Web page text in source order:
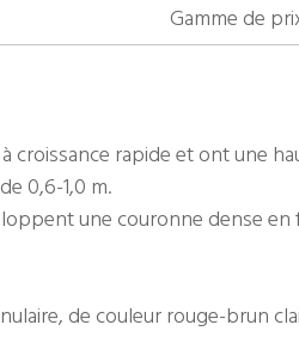
Gamme de
croissance rapide et ont une
0,6-1,0 m.
une couronne dense
de couleur rouge-brun